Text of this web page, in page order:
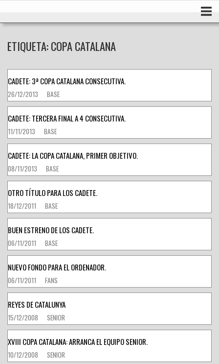
ETIQUETA:COPA CATALANA
CADETE: 3ª COPA CATALANA CONSECUTIVA.
26/12/2013 BASE
CADETE: TERCERA FINAL A 4 CONSECUTIVA.
11/11/2013 BASE
CADETE: LA COPA CATALANA, PRIMER OBJETIVO.
08/11/2013 BASE
OTRO TÍTULO PARA LOS CADETE.
18/12/2011 BASE
BUEN ESTRENO DE LOS CADETE.
06/11/2011 BASE
NUEVO FONDO PARA EL ORDENADOR.
06/11/2011 FANS
REYES DE CATALUNYA
15/12/2008 SENIOR
XVIII COPA CATALANA: ARRANCA EL EQUIPO SENIOR.
10/12/2008 SENIOR